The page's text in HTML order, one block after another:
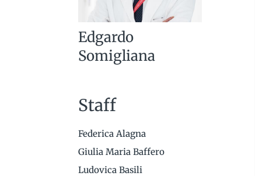
Edgardo
Somigliana
Staff
Federica Alagna
Giulia Maria Baffero
Ludovica Basili